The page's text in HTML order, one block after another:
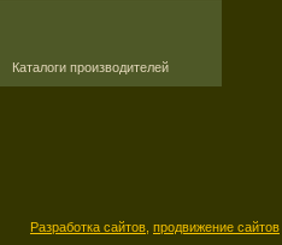
Каталоги производителей
Разработка сайтов, продвижение сайтов